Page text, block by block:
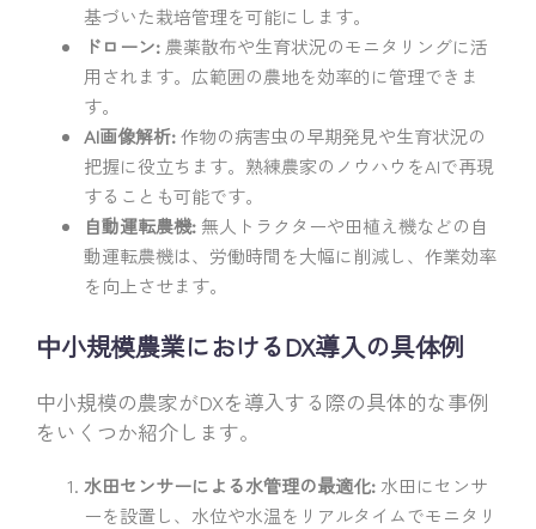
基づいた栽培管理を可能にします。
ドローン: 農薬散布や生育状況のモニタリングに活
用されます。広範囲の農地を効率的に管理できま
す。
AI画像解析:作物の病害虫の早期発見や生育状況の
把握に役立ちます。熟練農家のノウハウをAIで再現
することも可能です。
自動運転農機: 無人トラクターや田植え機などの自
動運転農機は、労働時間を大幅に削減し、作業効率
を向上させます。
中小規模農業におけるDX導入の具体例
中小規模の農家がDXを導入する際の具体的な事例
をいくつか紹介します。
水田センサーによる水管理の最適化:水田にセンサ
ーを設置し、水位や水温をリアルタイムでモニタリ